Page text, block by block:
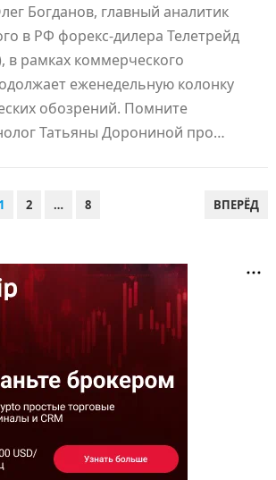
Богданов, главный аналитик
в РФ форекс-дилера Телетрейд
в рамках коммерческого
еженедельную колонку
обозрений. Помните
Татьяны Дорониной про…
1 2 … 8 ВПЕРЁД